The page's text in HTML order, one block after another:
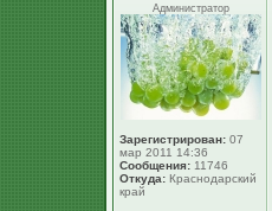
Администратор
Зарегистрирован: 07
мар 2011 14:36
Сообщения: 11746
Откуда: Краснодарский
край